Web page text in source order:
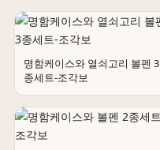
명함케이스와 열쇠고리 볼펜 3
종세트-조각보